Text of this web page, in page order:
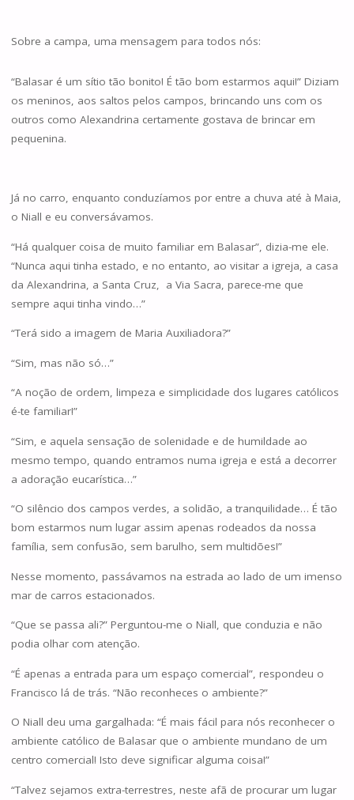
Sobre a campa, uma mensagem para todos nós:
“Balasar é um sítio tão bonito! É tão bom estarmos aqui!” Diziam
os meninos, aos saltos pelos campos, brincando uns com os
outros como Alexandrina certamente gostava de brincar em
pequenina.
Já no carro, enquanto conduzíamos por entre a chuva até à Maia,
o Niall e eu conversávamos.
“Há qualquer coisa de muito familiar em Balasar”, dizia-me ele.
“Nunca aqui tinha estado, e no entanto, ao visitar a igreja, a casa
da Alexandrina, a Santa Cruz, a Via Sacra, parece-me que
sempre aqui tinha vindo…”
“Terá sido a imagem de Maria Auxiliadora?”
“Sim, mas não só…”
“A noção de ordem, limpeza e simplicidade dos lugares católicos
é-te familiar!”
“Sim, e aquela sensação de solenidade e de humildade ao
mesmo tempo, quando entramos numa igreja e está a decorrer
a adoração eucarística…”
“O silêncio dos campos verdes, a solidão, a tranquilidade… É tão
bom estarmos num lugar assim apenas rodeados da nossa
família, sem confusão, sem barulho, sem multidões!”
Nesse momento, passávamos na estrada ao lado de um imenso
mar de carros estacionados.
“Que se passa ali?” Perguntou-me o Niall, que conduzia e não
podia olhar com atenção.
“É apenas a entrada para um espaço comercial”, respondeu o
Francisco lá de trás. “Não reconheces o ambiente?”
O Niall deu uma gargalhada: “É mais fácil para nós reconhecer o
ambiente católico de Balasar que o ambiente mundano de um
centro comercial! Isto deve significar alguma coisa!”
“Talvez sejamos extra-terrestres, neste afã de procurar um lugar